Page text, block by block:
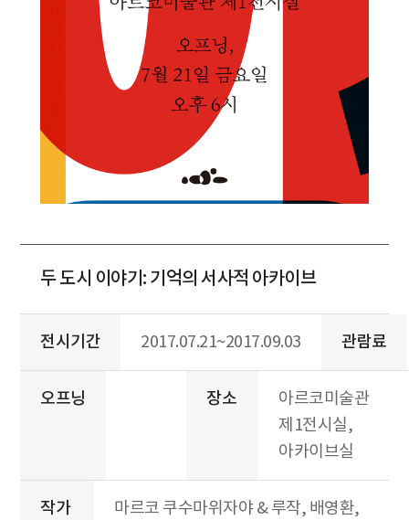
두 도시 이야기: 기억의 서사적 아카이브
전시기간 2017.07.21~2017.09.03 관람료
오프닝 장소
아르코미술관
제1전시실,
아카이브실
작가
마르코 쿠수마위자야 & 루작, 배영환,